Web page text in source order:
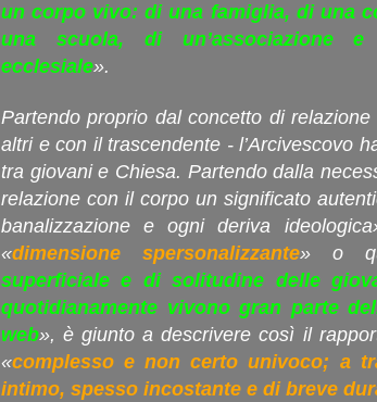
un corpo vivo: di una famiglia, di una
una scuola, di un’associazione
ecclesiale».
Partendo proprio dal concetto di
altri e con il trascendente - l’Arcivescovo
tra giovani e Chiesa. Partendo dalla
relazione con il corpo un significato
banalizzazione e ogni deriva
«dimensione spersonalizzante» o
superficiale e di solitudine delle
quotidianamente vivono gran parte
web», è giunto a descrivere così il
«complesso e non certo univoco; a
intimo, spesso incostante e di breve